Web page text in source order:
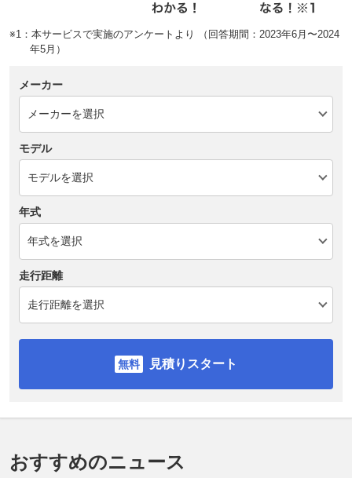
※1：本サービスで実施のアンケートより （回答期間：2023年6月〜2024
年5月）
メーカー
モデル
年式
走行距離
見積りスタート
おすすめのニュース